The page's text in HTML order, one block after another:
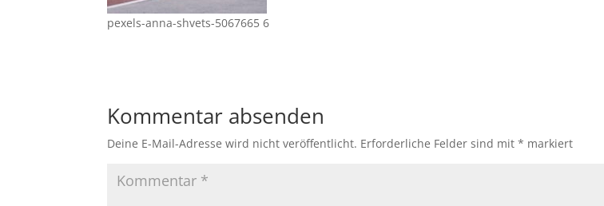
pexels-anna-shvets-5067665 6
Kommentar absenden
Deine E-Mail-Adresse wird nicht veröffentlicht. Erforderliche Felder sind mit* markiert